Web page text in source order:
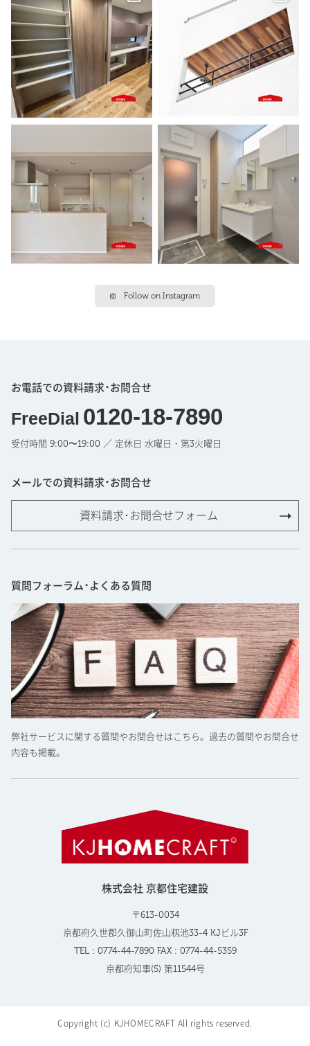
Follow on Instagram
お電話での資料請求･お問合せ
FreeDial 0120-18-7890
受付時間 9:00〜19:00 ／ 定休日 水曜日・第3火曜日
メールでの資料請求･お問合せ
資料請求･お問合せフォーム
質問フォーラム･よくある質問
弊社サービスに関する質問やお問合せはこちら。過去の質問やお問合せ
内容も掲載。
株式会社 京都住宅建設
〒613-0034
京都府久世郡久御山町佐山籾池33-4 KJビル3F
TEL : 0774-44-7890 FAX : 0774-44-5359
京都府知事(5) 第11544号
Copyright (c) KJHOMECRAFT All rights reserved.